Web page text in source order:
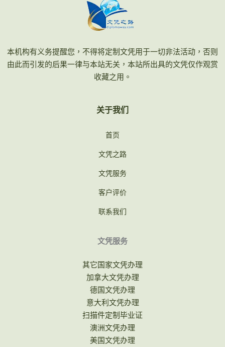
本机构有义务提醒您，不得将定制文凭用于一切非法活动，否则
由此而引发的后果一律与本站无关，本站所出具的文凭仅作观赏
收藏之用。
关于我们
首页
文凭之路
文凭服务
客户评价
联系我们
文凭服务
其它国家文凭办理
加拿大文凭办理
德国文凭办理
意大利文凭办理
扫描件定制毕业证
澳洲文凭办理
美国文凭办理